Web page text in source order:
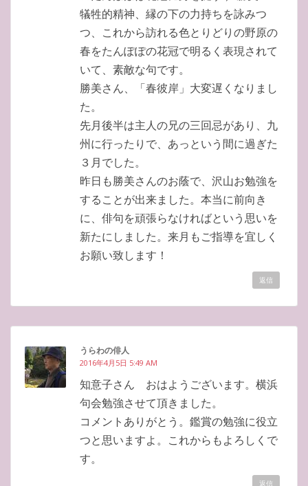
犠牲的精神、縁の下の力持ちを詠みつ
つ、これから訪れる色とりどりの野原の
春をたんぽぽの花冠で明るく表現されて
いて、素敵な句です。
勝美さん、「春彼岸」大変遅くなりまし
た。
先月後半は主人の兄の三回忌があり、九
州に行ったりで、あっという間に過ぎた
３月でした。
昨日も勝美さんのお蔭で、沢山お勉強を
することが出来ました。本当に前向き
に、俳句を頑張らなければという思いを
新たにしました。来月もご指導を宜しく
お願い致します！
返信
うらわの俳人
2016年4月5日 5:49 AM
知意子さん おはようございます。横浜
句会勉強させて頂きました。
コメントありがとう。鑑賞の勉強に役立
つと思いますよ。これからもよろしくで
す。
返信